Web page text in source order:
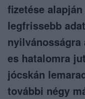
fizetése
legfrissebb
nyilvánosságra
es hatalomra
jócskán
további négy